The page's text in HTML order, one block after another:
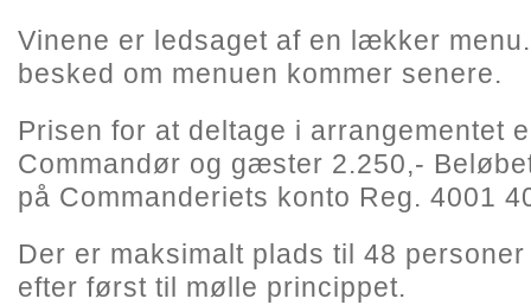
Vinene er ledsaget af en lækker
besked om menuen kommer senere.
Prisen for at deltage i arrangementet
Commandør og gæster 2.250,-
på Commanderiets konto Reg. 4001
Der er maksimalt plads til 48
efter først til mølle princippet.